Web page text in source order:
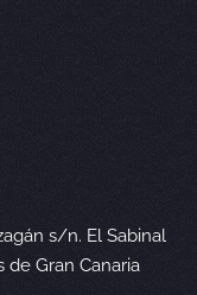
s/n. El Sabinal
de Gran Canaria